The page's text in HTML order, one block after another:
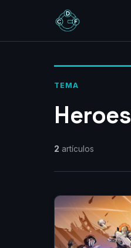
TEMA
Heroes
2 artículos